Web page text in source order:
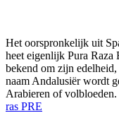
Het oorspronkelijk uit
heet eigenlijk Pura
bekend om zijn
naam Andalusiër wordt
Arabieren of
ras PRE